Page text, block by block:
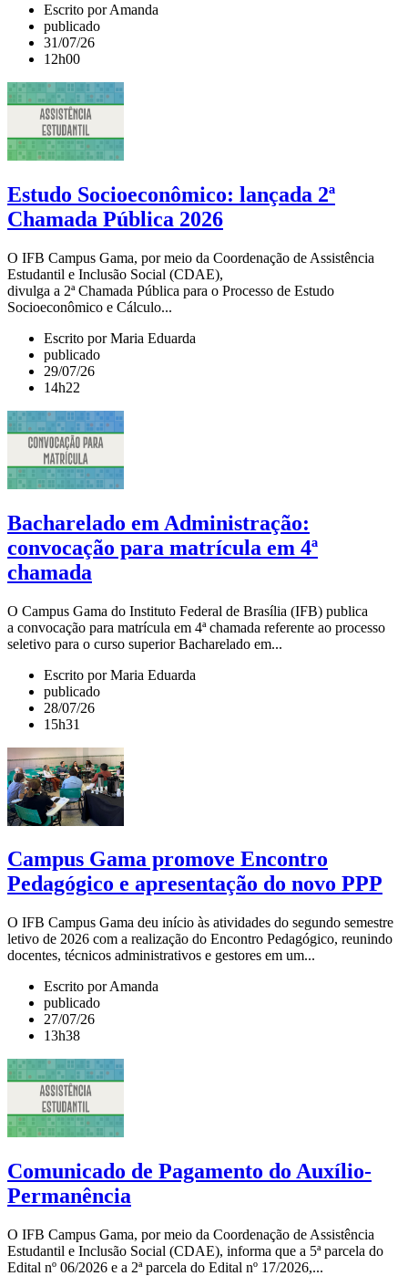
Escrito por Amanda
publicado
31/07/26
12h00
Estudo Socioeconômico: lançada 2ª
Chamada Pública 2026
O IFB Campus Gama, por meio da Coordenação de Assistência
Estudantil e Inclusão Social (CDAE),
divulga a 2ª Chamada Pública para o Processo de Estudo
Socioeconômico e Cálculo...
Escrito por Maria Eduarda
publicado
29/07/26
14h22
Bacharelado em Administração:
convocação para matrícula em 4ª
chamada
O Campus Gama do Instituto Federal de Brasília (IFB) publica
a convocação para matrícula em 4ª chamada referente ao processo
seletivo para o curso superior Bacharelado em...
Escrito por Maria Eduarda
publicado
28/07/26
15h31
Campus Gama promove Encontro
Pedagógico e apresentação do novo PPP
O IFB Campus Gama deu início às atividades do segundo semestre
letivo de 2026 com a realização do Encontro Pedagógico, reunindo
docentes, técnicos administrativos e gestores em um...
Escrito por Amanda
publicado
27/07/26
13h38
Comunicado de Pagamento do Auxílio-
Permanência
O IFB Campus Gama, por meio da Coordenação de Assistência
Estudantil e Inclusão Social (CDAE), informa que a 5ª parcela do
Edital nº 06/2026 e a 2ª parcela do Edital nº 17/2026,...